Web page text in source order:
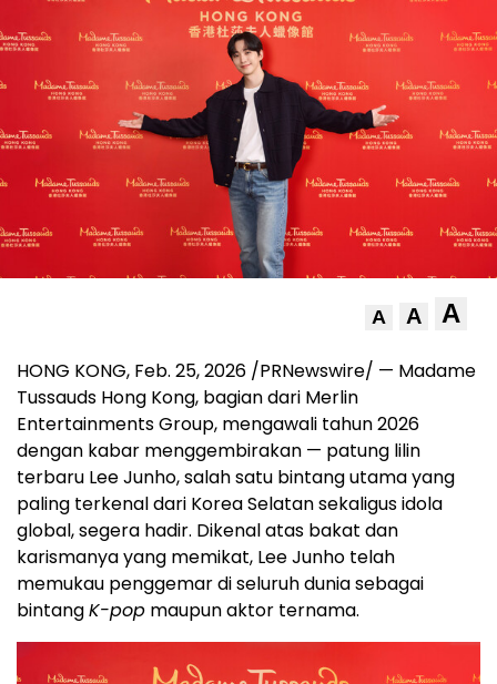
A A A
HONG KONG, Feb. 25, 2026 /PRNewswire/ — Madame
Tussauds Hong Kong, bagian dari Merlin
Entertainments Group, mengawali tahun 2026
dengan kabar menggembirakan — patung lilin
terbaru Lee Junho, salah satu bintang utama yang
paling terkenal dari Korea Selatan sekaligus idola
global, segera hadir. Dikenal atas bakat dan
karismanya yang memikat, Lee Junho telah
memukau penggemar di seluruh dunia sebagai
bintangK-pop maupun aktor ternama.